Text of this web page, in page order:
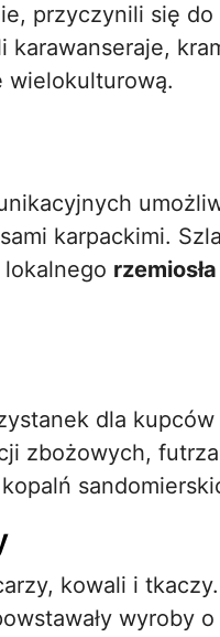
przyczynili się
karawanseraje,
wielokulturową.
karpackimi.
rzemiosła
dla kupców
zbożowych,
kowali i
wyroby